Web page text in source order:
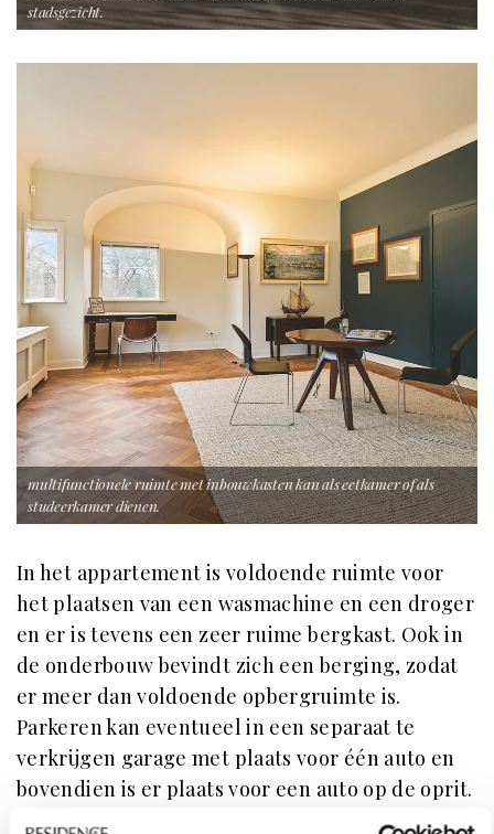
stadsgezicht.
multifunctionele ruimte met inbouwkasten kan als eetkamer of als
studeerkamer dienen.
In het appartement is voldoende ruimte voor
het plaatsen van een wasmachine en een droger
en er is tevens een zeer ruime bergkast. Ook in
de onderbouw bevindt zich een berging, zodat
er meer dan voldoende opbergruimte is.
Parkeren kan eventueel in een separaat te
verkrijgen garage met plaats voor één auto en
bovendien is er plaats voor een auto op de oprit.
Daarnaast is er de mogelijkheid tot het